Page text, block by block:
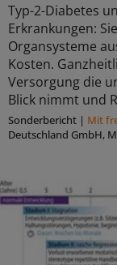
Typ-2-Diabetes
Erkrankungen:
Organsysteme
Kosten.
Versorgung die
Blick nimmt und
Sonderbericht | Mit
Deutschland GmbH,